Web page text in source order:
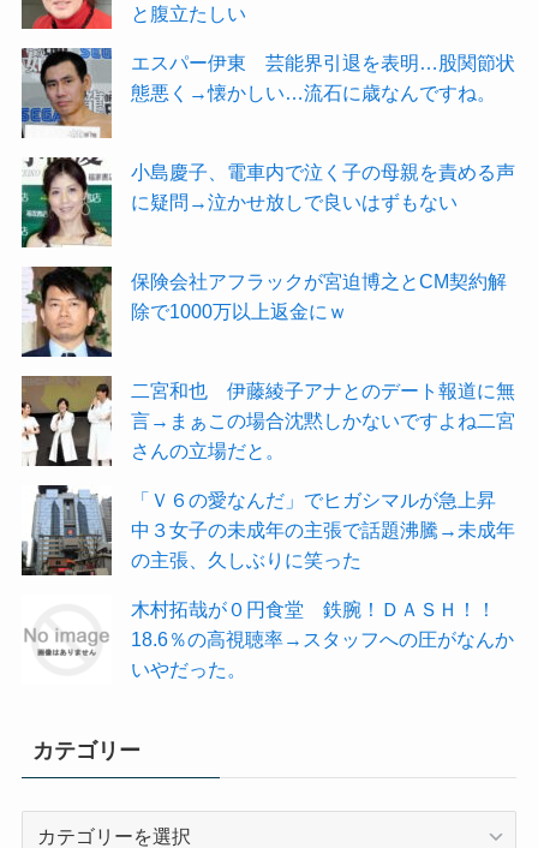
と腹立たしい
エスパー伊東 芸能界引退を表明…股関節状
態悪く→懐かしい…流石に歳なんですね。
小島慶子、電車内で泣く子の母親を責める声
に疑問→泣かせ放しで良いはずもない
保険会社アフラックが宮迫博之とCM契約解
除で1000万以上返金にｗ
二宮和也 伊藤綾子アナとのデート報道に無
言→まぁこの場合沈黙しかないですよね二宮
さんの立場だと。
「Ｖ６の愛なんだ」でヒガシマルが急上昇
中３女子の未成年の主張で話題沸騰→未成年
の主張、久しぶりに笑った
木村拓哉が０円食堂 鉄腕！ＤＡＳＨ！！
18.6％の高視聴率→スタッフへの圧がなんか
いやだった。
カテゴリー